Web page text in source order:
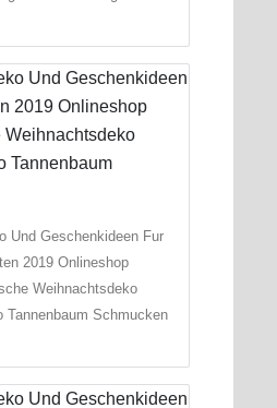
Und Geschenkideen Fur
2019 Onlineshop
Weihnachtsdeko
Tannenbaum Schmucken